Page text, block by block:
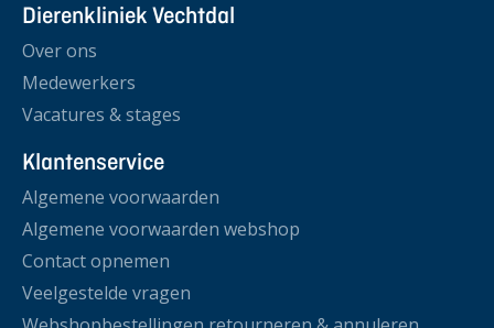
Dierenkliniek Vechtdal
Over ons
Medewerkers
Vacatures & stages
Klantenservice
Algemene voorwaarden
Algemene voorwaarden webshop
Contact opnemen
Veelgestelde vragen